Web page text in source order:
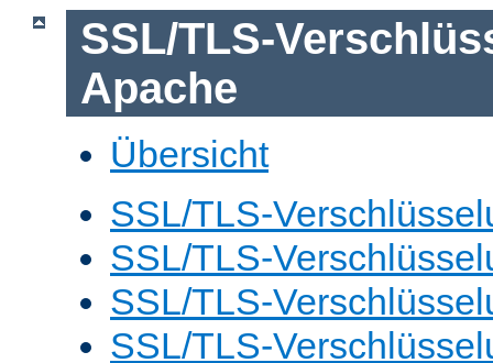
SSL/TLS-
Apache
Übersicht
SSL/TLS-
SSL/TLS-
SSL/TLS-
SSL/TLS-